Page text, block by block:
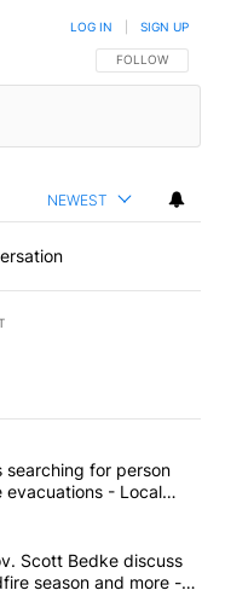
FOLLOW THIS
FOLLOW
LOG IN SIGN UP
NEWEST
articles in the last
deputies searching
for person
evacuations - Local
and Lt. Gov. Scott
Scott Bedke discuss
season and more -